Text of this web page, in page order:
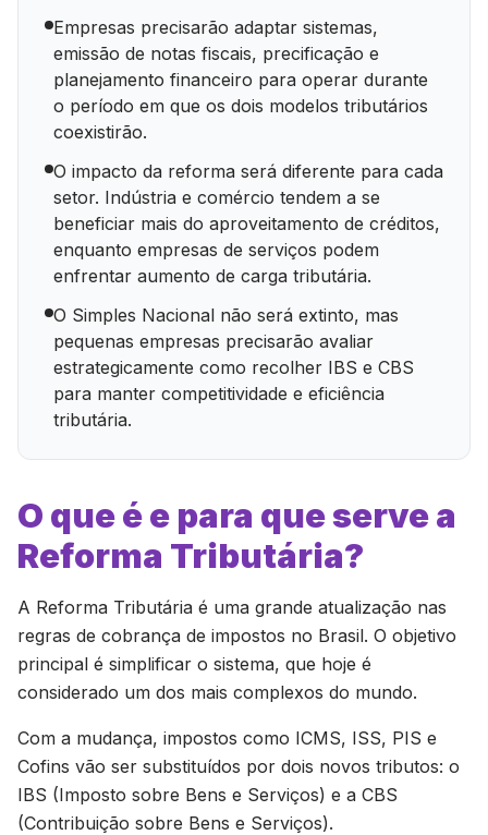
Empresas precisarão adaptar sistemas,
emissão de notas fiscais, precificação e
planejamento financeiro para operar durante
o período em que os dois modelos tributários
coexistirão.
O impacto da reforma será diferente para cada
setor. Indústria e comércio tendem a se
beneficiar mais do aproveitamento de créditos,
enquanto empresas de serviços podem
enfrentar aumento de carga tributária.
O Simples Nacional não será extinto, mas
pequenas empresas precisarão avaliar
estrategicamente como recolher IBS e CBS
para manter competitividade e eficiência
tributária.
O que é e para que serve a
Reforma Tributária?
A Reforma Tributária é uma grande atualização nas
regras de cobrança de impostos no Brasil. O objetivo
principal é simplificar o sistema, que hoje é
considerado um dos mais complexos do mundo.
Com a mudança, impostos como ICMS, ISS, PIS e
Cofins vão ser substituídos por dois novos tributos: o
IBS (Imposto sobre Bens e Serviços) e a CBS
(Contribuição sobre Bens e Serviços).